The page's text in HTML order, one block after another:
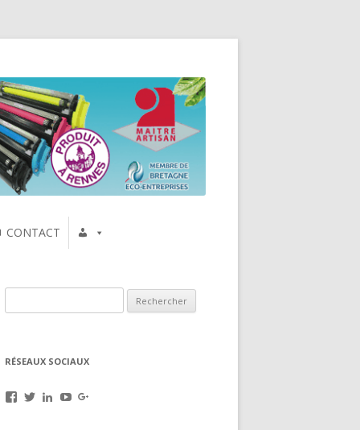
CONTACT
RÉSEAUX SOCIAUX
VoirVoir VoirVoir